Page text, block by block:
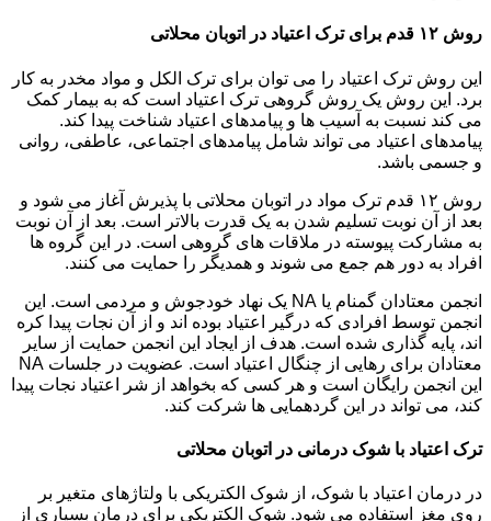
روش ۱۲ قدم برای ترک اعتیاد در اتوبان محلاتی
این روش ترک اعتیاد را می توان برای ترک الکل و مواد مخدر به کار
برد. این روش یک روش گروهی ترک اعتیاد است که به بیمار کمک
می کند نسبت به آسیب ها و پیامدهای اعتیاد شناخت پیدا کند.
پیامدهای اعتیاد می تواند شامل پیامدهای اجتماعی، عاطفی، روانی
و جسمی باشد.
روش ۱۲ قدم ترک مواد در اتوبان محلاتی با پذیرش آغاز می شود و
بعد از آن نوبت تسلیم شدن به یک قدرت بالاتر است. بعد از آن نوبت
به مشارکت پیوسته در ملاقات های گروهی است. در این گروه ها
افراد به دور هم جمع می شوند و همدیگر را حمایت می کنند.
انجمن معتادان گمنام یا NA یک نهاد خودجوش و مردمی است. این
انجمن توسط افرادی که درگیر اعتیاد بوده اند و از آن نجات پیدا کره
اند، پایه گذاری شده است. هدف از ایجاد این انجمن حمایت از سایر
معتادان برای رهایی از چنگال اعتیاد است. عضویت در جلسات NA
این انجمن رایگان است و هر کسی که بخواهد از شر اعتیاد نجات پیدا
کند، می تواند در این گردهمایی ها شرکت کند.
ترک اعتیاد با شوک درمانی در اتوبان محلاتی
در درمان اعتیاد با شوک، از شوک الکتریکی با ولتاژهای متغیر بر
روی مغز استفاده می شود. شوک الکتریکی برای درمان بسیاری از